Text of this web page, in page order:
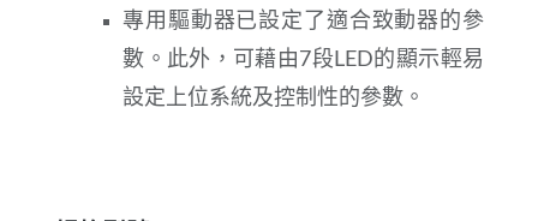
專用驅動器已設定了適合致動器的參
數。此外，可藉由7段LED的顯示輕易
設定上位系統及控制性的參數。